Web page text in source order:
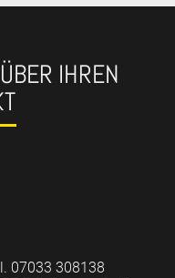
IHREN
07033 308138